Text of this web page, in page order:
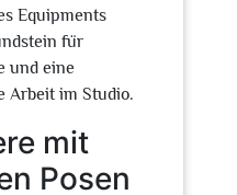
Equipments
für
und eine
Arbeit im Studio.
mit
Posen